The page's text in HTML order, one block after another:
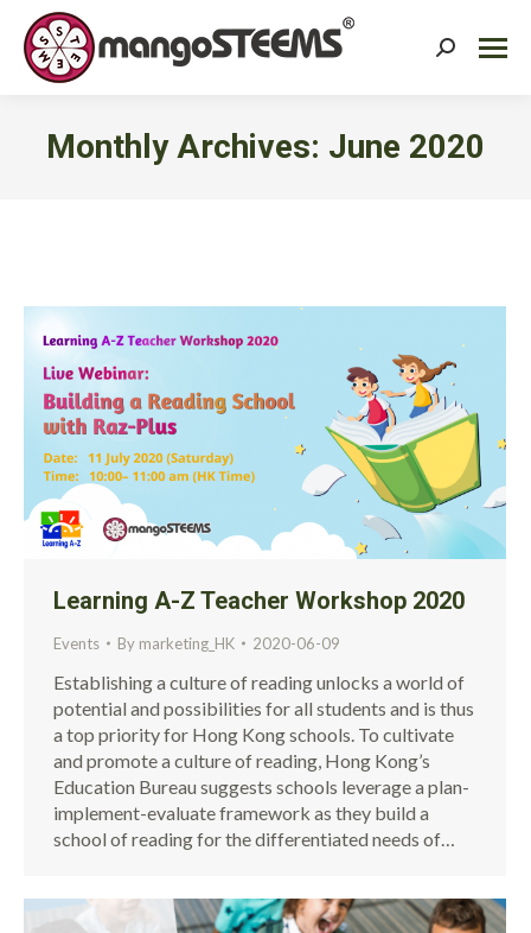
Search:
Monthly Archives: June 2020
Learning A-Z Teacher Workshop 2020
Events By marketing_HK 2020-06-09
Establishing a culture of reading unlocks a world of
potential and possibilities for all students and is thus
a top priority for Hong Kong schools. To cultivate
and promote a culture of reading, Hong Kong’s
Education Bureau suggests schools leverage a plan-
implement-evaluate framework as they build a
school of reading for the differentiated needs of…